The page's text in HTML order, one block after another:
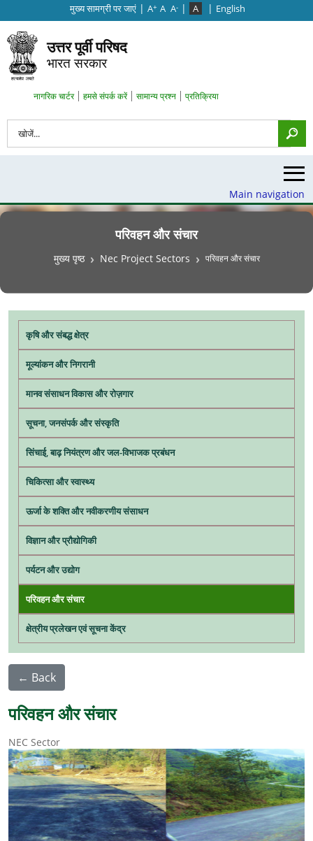
मुख्‍य सामग्री पर जाएं | A+ A A- | A | English
उत्तर पूर्वी परिषद
भारत सरकार
Search Top Menu
नागरिक चार्टर हमसे संपर्क करें सामान्य प्रश्न प्रतिक्रिया
Main navigation
परिवहन और संचार
पग चिन्ह
मुख्य पृष्ठ Nec Project Sectors परिवहन और संचार
कृषि और संबद्ध क्षेत्र
मूल्यांकन और निगरानी
मानव संसाधन विकास और रोज़गार
सूचना, जनसंपर्क और संस्कृति
सिंचाई, बाढ़ नियंत्रण और जल-विभाजक प्रबंधन
चिकित्सा और स्वास्थ्य
ऊर्जा के शक्ति और नवीकरणीय संसाधन
विज्ञान और प्रौद्योगिकी
पर्यटन और उद्योग
परिवहन और संचार
क्षेत्रीय प्रलेखन एवं सूचना केंद्र
← Back
परिवहन और संचार
NEC Sector